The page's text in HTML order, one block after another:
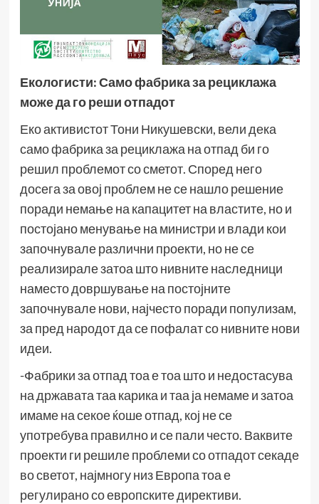
Екологисти: Само фабрика за рециклажа
може да го реши отпадот
Еко активистот Тони Никушевски, вели дека
само фабрика за рециклажа на отпад би го
решил проблемот со сметот. Според него
досега за овој проблем не се нашло решение
поради немање на капацитет на властите, но и
постојано менување на министри и влади кои
започнувале различни проекти, но не се
реализирале затоа што нивните наследници
наместо довршување на постојните
започнувале нови, најчесто поради популизам,
за пред народот да се пофалат со нивните нови
идеи.
-Фабрики за отпад тоа е тоа што и недостасува
на државата таа карика и таа ја немаме и затоа
имаме на секое ќоше отпад, кој не се
употребува правилно и се пали често. Ваквите
проекти ги решиле проблеми со отпадот секаде
во светот, најмногу низ Европа тоа е
регулирано со европските директиви.